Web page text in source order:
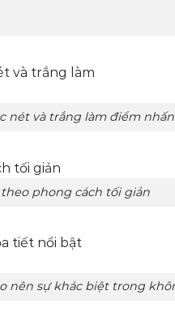
trắng làm điểm
cách tối giản
sự khác biệt trong